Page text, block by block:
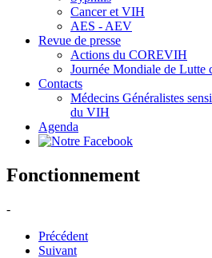
Cancer et VIH
AES - AEV
Revue de presse
Actions du COREVIH
Journée Mondiale de Lutte
Contacts
Médecins Généralistes
du VIH
Agenda
Fonctionnement
-
Précédent
Suivant